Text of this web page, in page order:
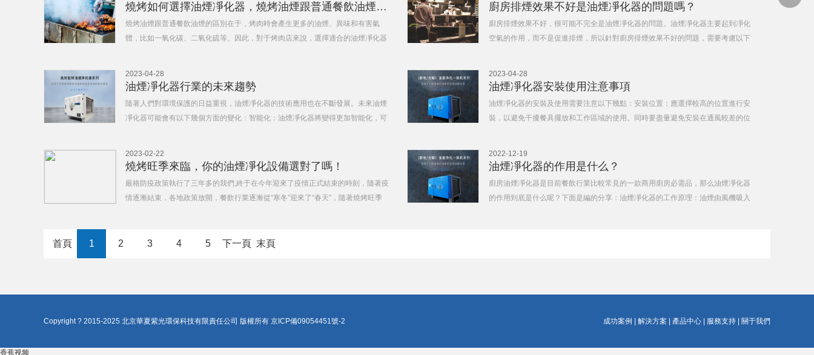
燒烤如何選擇油煙凈化器，燒烤油煙跟普通餐飲油煙的區別在哪？
燒烤油煙跟普通餐飲油煙的區別在于，烤肉時會產生更多的油煙、異味和有害氣
體，比如一氧化碳、二氧化硫等。因此，對于烤肉店來說，選擇適合的油煙凈化器
廚房排煙效果不好是油煙凈化器的問題嗎？
廚房排煙效果不好，很可能不完全是油煙凈化器的問題。油煙凈化器主要起到凈化
空氣的作用，而不是促進排煙，所以針對廚房排煙效果不好的問題，需要考慮以下
2023-04-28
油煙凈化器行業的未來趨勢
隨著人們對環境保護的日益重視，油煙凈化器的技術應用也在不斷發展。未來油煙
凈化器可能會有以下幾個方面的變化：智能化：油煙凈化器將變得更加智能化，可
2023-04-28
油煙凈化器安裝使用注意事項
油煙凈化器的安裝及使用需要注意以下幾點：安裝位置：應選擇較高的位置進行安
裝，以避免干擾餐具擺放和工作區域的使用。同時要盡量避免安裝在通風較差的位
2023-02-22
燒烤旺季來臨，你的油煙凈化設備選對了嗎！
嚴格防疫政策執行了三年多的我們,終于在今年迎來了疫情正式結束的時刻，隨著疫
情逐漸結束，各地政策放開，餐飲行業逐漸從“寒冬”迎來了“春天”，隨著燒烤旺季
2022-12-19
油煙凈化器的作用是什么？
廚房油煙凈化器是目前餐飲行業比較常見的一款商用廚房必需品，那么油煙凈化器
的作用到底是什么呢？下面是編的分享：油煙凈化器的工作原理：油煙由風機吸入
首頁 1 2 3 4 5 下一頁 末頁
Copyright ? 2015-2025 北京華夏紫光環保科技有限責任公司 版權所有 京ICP備09054451號-2 成功案例 解決方案 產品中心 服務支持 關于我們
香蕉视频